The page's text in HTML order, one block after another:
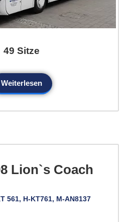
49 Sitze
Weiterlesen
Lion`s Coach
561, H-KT761, M-AN8137